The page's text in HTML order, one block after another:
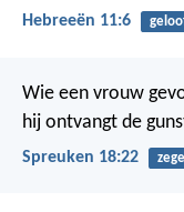
Hebreeën 11:6
Wie een vrouw
hij ontvangt de
Spreuken 18:22